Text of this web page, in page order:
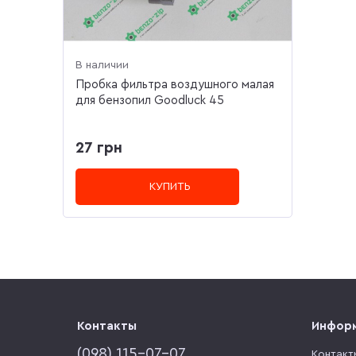
В наличии
Пробка фильтра воздушного малая
для бензопил Goodluck 45
27 грн
КУПИТЬ
Контакты